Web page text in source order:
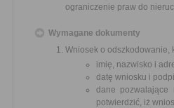
ograniczenie praw do
Wymagane dokumenty
Wniosek o odszkodowanie,
imię, nazwisko i
datę wniosku i
dane pozwalające
potwierdzić, iż